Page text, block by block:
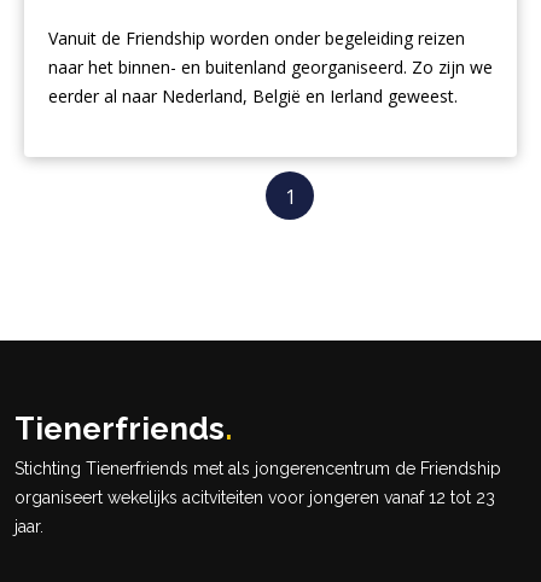
Vanuit de Friendship worden onder begeleiding reizen
naar het binnen- en buitenland georganiseerd. Zo zijn we
eerder al naar Nederland, België en Ierland geweest.
1
Tienerfriends.
Stichting Tienerfriends met als jongerencentrum de Friendship
organiseert wekelijks acitviteiten voor jongeren vanaf 12 tot 23
jaar.